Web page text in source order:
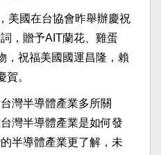
美國在台協會昨舉辦慶祝
，贈予AIT蘭花、雞蛋
，祝福美國國運昌隆，賴
。
灣半導體產業多所關
灣半導體產業是如何發
半導體產業更了解，未